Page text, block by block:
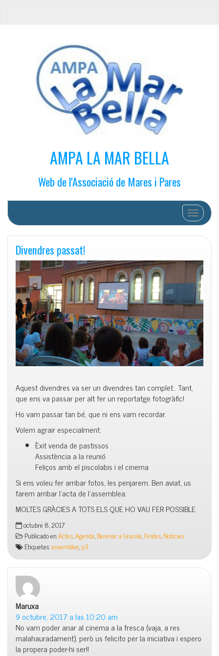
AMPA LA MAR BELLA
Web de l'Associació de Mares i Pares
Cambiar
Divendres passat!
Aquest divendres va ser un divendres tan complet..Tant,
que ens va passar per alt fer un reportatge fotogràfic!
Ho vam passar tan bé, que ni ens vam recordar.
Volem agrair especialment:
Èxit venda de pastissos
Assistència a la reunió
Feliços amb el piscolabis i el cinema
Si ens voleu fer arribar fotos, les penjarem. Ben aviat, us
farem arribar l’acta de l’assemblea.
MOLTES GRÀCIES A TOTS ELS QUE HOVAU FER POSSIBLE
octubre 8, 2017
Publicado enActes,Agenda,Berenar a l'escola,Festes,Noticies
Etiquetas:assemblea,p3
Maruxa
9 octubre, 2017 a las 10:20 am
No vam poder anar al cinema a la fresca (vaja, a res
malahauradament), però us felicito per la iniciativa i espero
la propera poder-hi ser!!